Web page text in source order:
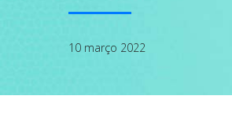
10 março 2022